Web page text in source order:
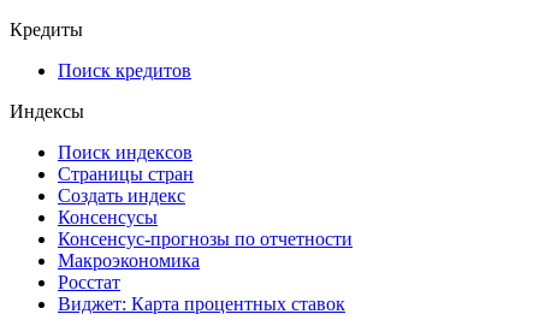
Кредиты
Поиск кредитов
Индексы
Поиск индексов
Страницы стран
Создать индекс
Консенсусы
Консенсус-прогнозы по отчетности
Макроэкономика
Росстат
Виджет: Карта процентных ставок